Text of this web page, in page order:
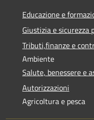
Educazione e
Giustizia e sicurezza
Tributi,finanze e
Ambiente
Salute, benessere e
Autorizzazioni
Agricoltura e pesca